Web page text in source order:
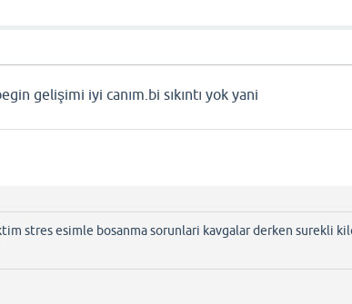
gelişimi iyi canım.bi sıkıntı yok yani
stres esimle bosanma sorunlari kavgalar derken surekli